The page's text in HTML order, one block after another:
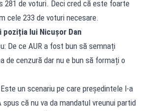
281 de voturi. Deci cred că este foarte
cele 233 de voturi necesare.
poziția lui Nicușor Dan
De ce AUR a fost bun să semnați
de cenzură dar nu e bun să formați o
un scenariu pe care președintele l-a
că nu va da mandatul vreunui partid